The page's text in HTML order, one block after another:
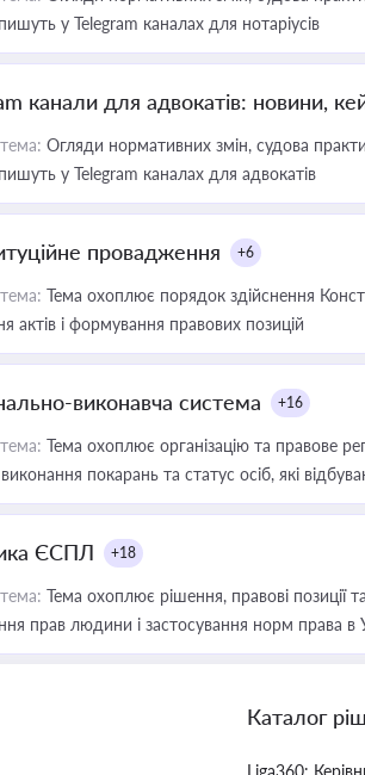
у Telegram каналах для нотаріусів
канали для адвокатів: новини,
Огляди нормативних змін, судова
у Telegram каналах для адвокатів
провадження +6
Тема охоплює порядок здійснення
актів і формування правових позицій
виконавча система +16
Тема охоплює організацію та правове
покарань та статус осіб, які
ЄСПЛ +18
Тема охоплює рішення, правові позиції
прав людини і застосування норм права в
Каталог
Liga360: